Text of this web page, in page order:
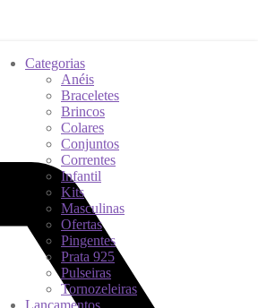
Categorias
Anéis
Braceletes
Brincos
Colares
Conjuntos
Correntes
Infantil
Kits
Masculinas
Ofertas
Pingentes
Prata 925
Pulseiras
Tornozeleiras
Lançamentos